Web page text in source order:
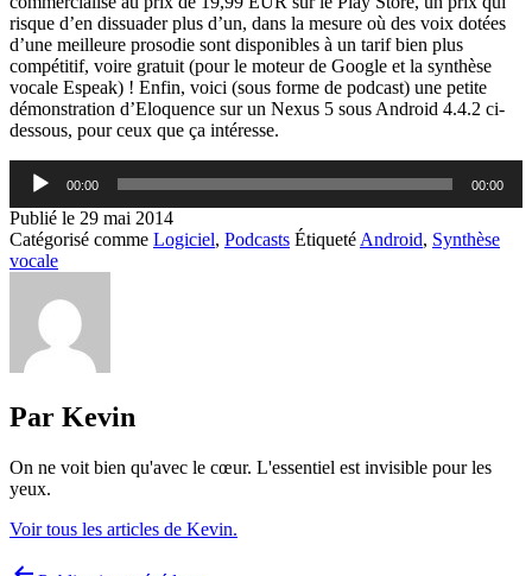
risque d’en dissuader plus d’un, dans la mesure où des voix dotées
d’une meilleure prosodie sont disponibles à un tarif bien plus
compétitif, voire gratuit (pour le moteur de Google et la synthèse
vocale Espeak) ! Enfin, voici (sous forme de podcast) une petite
démonstration d’Eloquence sur un Nexus 5 sous Android 4.4.2 ci-
dessous, pour ceux que ça intéresse.
Lecteur
audio
00:00 00:00
Publié le 29 mai 2014
Catégorisé comme Logiciel, Podcasts Étiqueté Android, Synthèse
vocale
Par Kevin
On ne voit bien qu'avec le cœur. L'essentiel est invisible pour les
yeux.
Voir tous les articles de Kevin.